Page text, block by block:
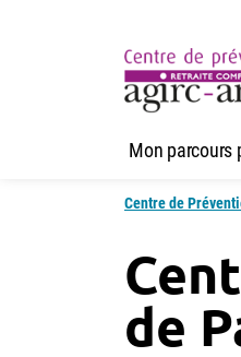
Mon parcours
Centre de
de